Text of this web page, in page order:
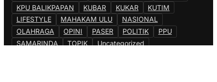
KPU BALIKPAPAN
KUBAR KUKAR
KUTIM
LIFESTYLE
MAHAKAM ULU
NASIONAL
OLAHRAGA
OPINI PASER POLITIK
PPU
SAMARINDA
TOPIK Uncategorized